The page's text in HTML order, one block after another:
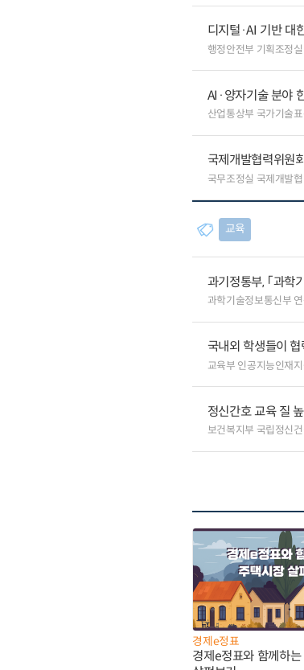
디지털·AI 기반 대
행정안전부 기획조정
AI·양자기술 분야
산업통상부 국가기술
국제개발협력위원
국무조정실 국제개발
교육
과기정통부, 「과학
과학기술정보통신부
국내외 학생들이 협
교육부 인공지능인재
정신간호 교육 질
보건복지부 국립정신
경제e정표
경제e정표와 함께하